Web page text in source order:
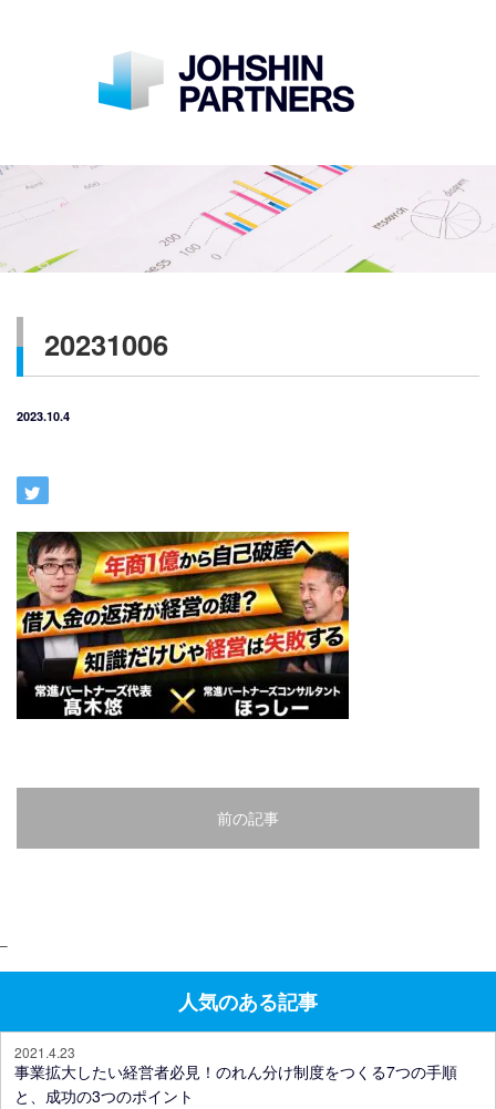
20231006
2023.10.4
前の記事
–
人気のある記事
2021.4.23
事業拡大したい経営者必見！のれん分け制度をつくる7つの手順
と、成功の3つのポイント